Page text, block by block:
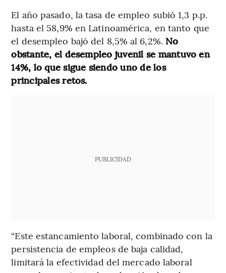
El año pasado, la tasa de empleo subió 1,3 p.p.
hasta el 58,9% en Latinoamérica, en tanto que
el desempleo bajó del 8,5% al 6,2%. No
obstante, el desempleo juvenil se mantuvo en
14%, lo que sigue siendo uno de los
principales retos.
PUBLICIDAD
“Este estancamiento laboral, combinado con la
persistencia de empleos de baja calidad,
limitará la efectividad del mercado laboral